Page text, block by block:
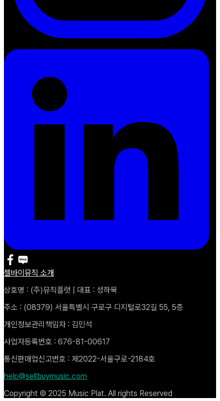
셀바이뮤직 소개
상호명 : (주)뮤직플랫 | 대표 : 성하묵
주소 : (08379) 서울특별시 구로구 디지털로32길 55, 5층
개인정보관리책임자 : 김민석
사업자등록번호 : 676-81-00617
통신판매업신고번호 : 제2022-서울구로-2184호
help@sellbuymusic.com
Copyright © 2025 Music Plat. All rights Reserved